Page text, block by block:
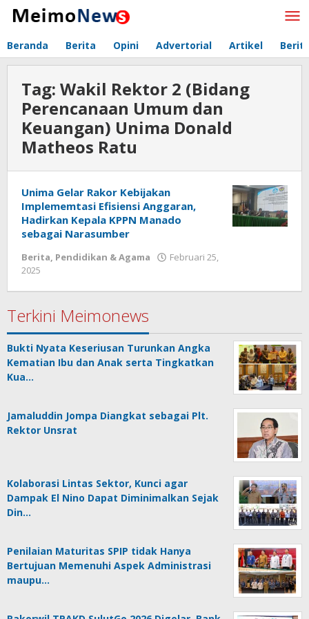
Lewati
Beranda Berita Opini Advertorial Artikel
Tag: Wakil Rektor 2 (Bidang
Perencanaan Umum dan
Keuangan) Unima Donald
Matheos Ratu
Unima Gelar Rakor Kebijakan
Implememtasi Efisiensi Anggaran,
Hadirkan Kepala KPPN Manado
sebagai Narasumber
Berita, Pendidikan & Agama
Februari 25,
2025
Terkini Meimonews
Bukti Nyata Keseriusan Turunkan Angka
Kematian Ibu dan Anak serta Tingkatkan
Kua…
Jamaluddin Jompa Diangkat sebagai Plt.
Rektor Unsrat
Kolaborasi Lintas Sektor, Kunci agar
Dampak El Nino Dapat Diminimalkan Sejak
Din…
Penilaian Maturitas SPIP tidak Hanya
Bertujuan Memenuhi Aspek Administrasi
maupu…